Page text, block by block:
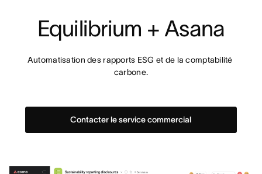
Equilibrium + Asana
Automatisation des rapports ESG et de la comptabilité
carbone.
Contacter le service commercial